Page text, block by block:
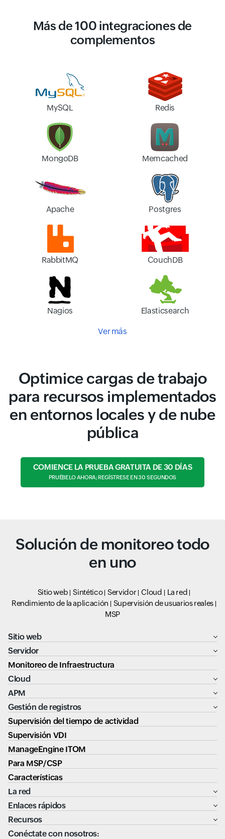
Más de 100 integraciones de
complementos
MySQL Redis
MongoDB Memcached
Apache Postgres
RabbitMQ CouchDB
Nagios Elasticsearch
Ver más
Optimice cargas de trabajo
para recursos implementados
en entornos locales y de nube
pública
COMIENCE LA PRUEBA GRATUITA DE 30 DÍAS
PRUÉBELO AHORA; REGÍSTRESE EN 30 SEGUNDOS
Solución de monitoreo todo
en uno
Sitio web Sintético Servidor Cloud
La red
Rendimiento de la aplicación
Supervisión de usuarios reales
MSP
Sitio web
Servidor
Monitoreo de Infraestructura
Cloud
APM
Gestión de registros
Supervisión del tiempo de actividad
Supervisión VDI
ManageEngine ITOM
Para MSP/CSP
Características
La red
Enlaces rápidos
Recursos
Conéctate con nosotros: